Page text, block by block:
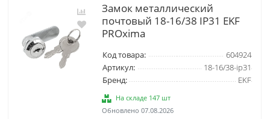
Замок металлический
почтовый 18-16/38 IP31 EKF
PROxima
Код товара:
604924
Артикул:
18-16/38-ip31
Бренд:
EKF
На складе 147 шт
Обновлено 07.08.2026